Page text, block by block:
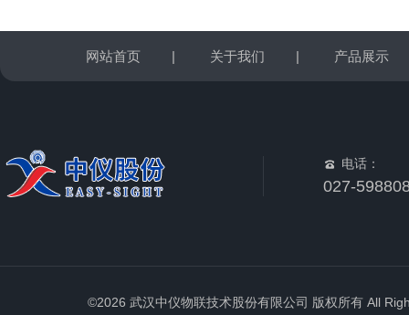
网站首页 | 关于我们 | 产品展示
电话：
027-
©2026 武汉中仪物联技术股份有限公司 版权所有 All